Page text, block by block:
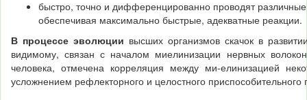
быстро, точно и дифференцированно проводят различные
обеспечивая максимально быстрые, адекватные реакции.
В процессе эволюции высших организмов скачок в
видимому, связан с началом миелинизации нервных
человека, отмечена корреляция между ми-елинизацией
усложнением рефлекторного и целостного приспособительного